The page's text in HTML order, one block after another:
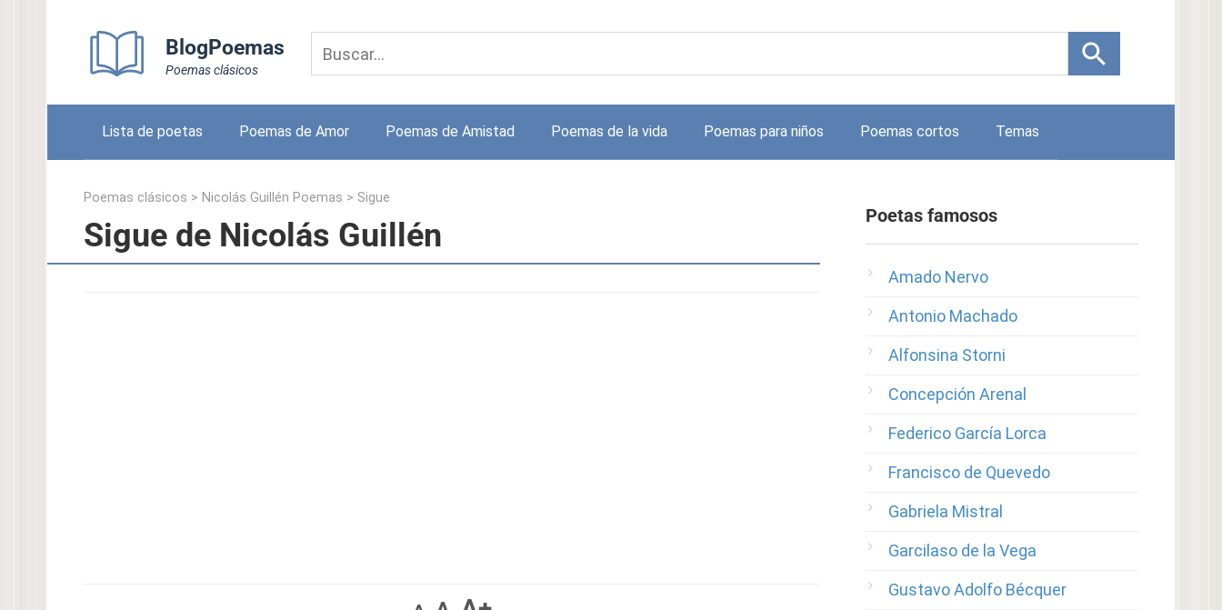
BlogPoemas
Poemas clásicos
Lista de poetas Poemas de Amor Poemas de Amistad Poemas de la vida Poemas para niños Poemas cortos Temas
Poemas clásicos > Nicolás Guillén Poemas > Sigue
Sigue de Nicolás Guillén
Poetas famosos
Amado Nervo
Antonio Machado
Alfonsina Storni
Concepción Arenal
Federico García Lorca
Francisco de Quevedo
Gabriela Mistral
Garcilaso de la Vega
Gustavo Adolfo Bécquer